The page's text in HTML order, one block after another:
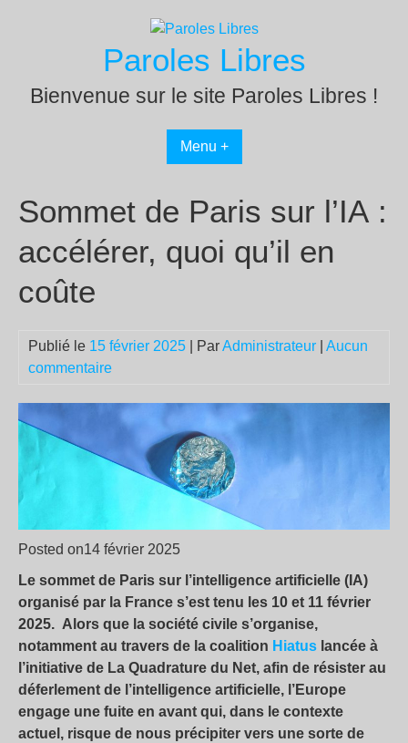
Paroles Libres
Bienvenue sur le site Paroles Libres !
Menu +
Sommet de Paris sur l’IA :
accélérer, quoi qu’il en
coûte
Publié le 15 février 2025 | ParAdministrateur
Aucun
commentaire
Posted on14 février 2025
Le sommet de Paris sur l’intelligence artificielle (IA)
organisé par la France s’est tenu les 10 et 11 février
2025. Alors que la société civile s’organise,
notamment au travers de la coalition Hiatus lancée à
l’initiative de La Quadrature du Net, afin de résister au
déferlement de l’intelligence artificielle, l’Europe
engage une fuite en avant qui, dans le contexte
actuel, risque de nous précipiter vers une sorte de